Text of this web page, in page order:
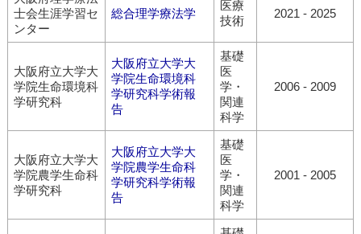
士会生涯学習セ
ンター
総合理学療法学
医療
技術
2021 - 2025
大阪府立大学大
学院生命環境科
学研究科
大阪府立大学大
学院生命環境科
学研究科学術報
告
基礎
医
学・
関連
科学
2006- 2009
大阪府立大学大
学院農学生命科
学研究科
大阪府立大学大
学院農学生命科
学研究科学術報
告
基礎
医
学・
関連
科学
2001 - 2005